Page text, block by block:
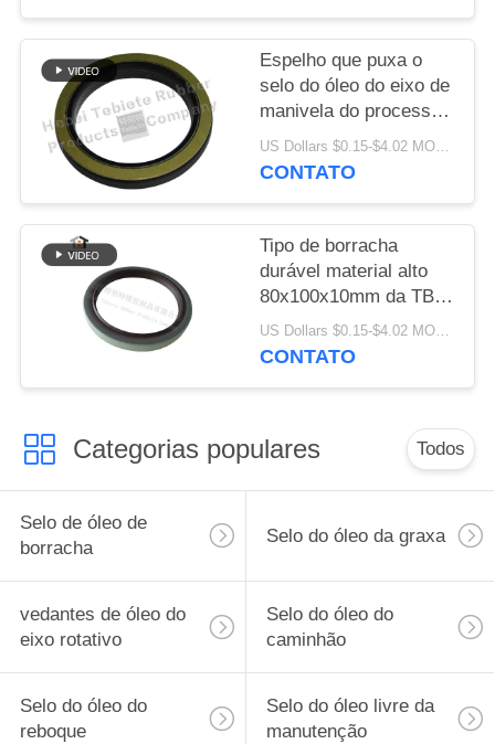
manivela de FFPM
Espelho que puxa o
selo do óleo do eixo de
manivela do processo
75x100x10/13mm para
o selo do óleo giratório
US Dollars $0.15-$4.02 MOQ:500pcs
CONTATO
Tipo de borracha
durável material alto
80x100x10mm da TB
do bordo do selo do
óleo único da qualidade
US Dollars $0.15-$4.02 MOQ:20pcs
CONTATO
Categorias populares Todos
Selo de óleo de
borracha
Selo do óleo da graxa
vedantes de óleo do
eixo rotativo
Selo do óleo do
caminhão
Selo do óleo do
reboque
Selo do óleo livre da
manutenção